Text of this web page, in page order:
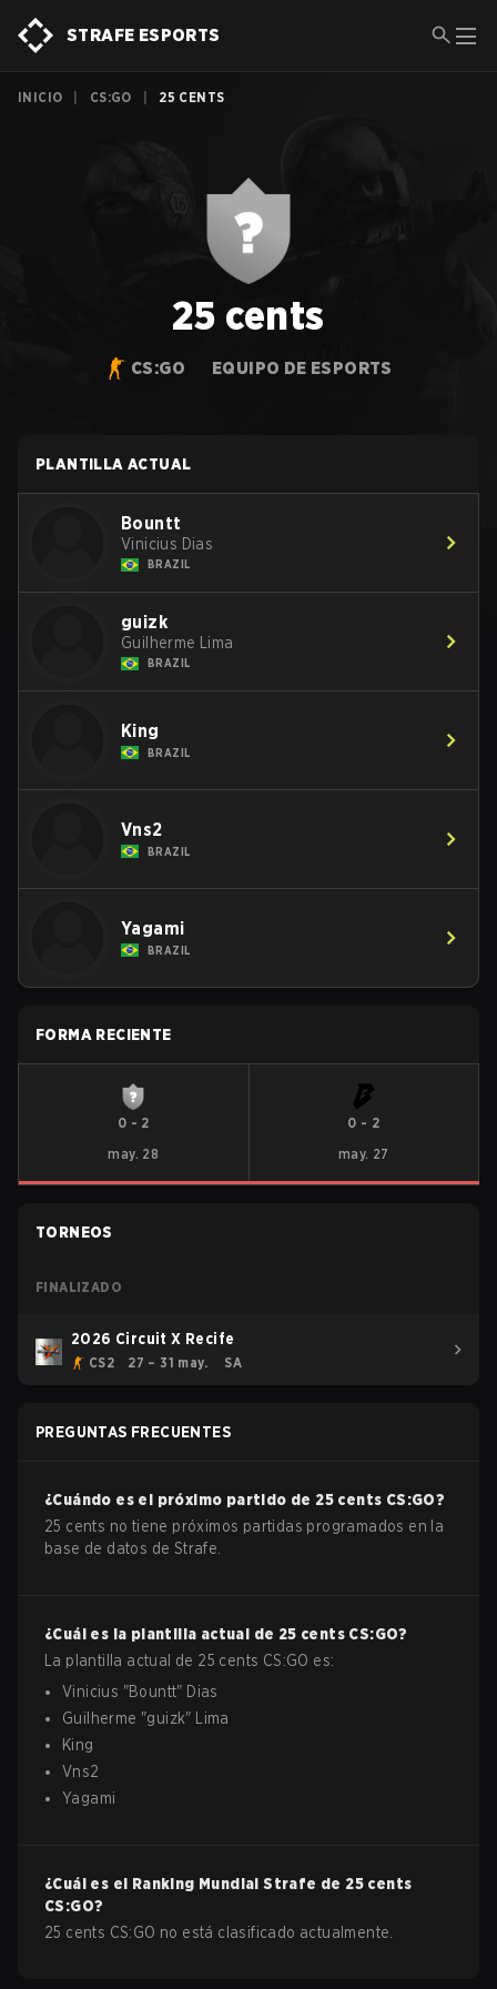
STRAFE ESPORTS
INICIO CS:GO 25 CENTS
25 cents
CS:GO EQUIPO DE ESPORTS
PLANTILLA ACTUAL
Bountt
Vinicius Dias
BRAZIL
guizk
Guilherme Lima
BRAZIL
King
BRAZIL
Vns2
BRAZIL
Yagami
BRAZIL
FORMA RECIENTE
0 - 2
may. 28
0 - 2
may. 27
TORNEOS
FINALIZADO
2026 Circuit X Recife
CS2 27 – 31 may. SA
PREGUNTAS FRECUENTES
¿Cuándo es el próximo partido de 25 cents CS:GO?
25 cents no tiene próximos partidas programados en la
base de datos de Strafe.
¿Cuál es la plantilla actual de 25 cents CS:GO?
La plantilla actual de 25 cents CS:GO es:
Vinicius "Bountt" Dias
Guilherme "guizk"
Lima
King
Vns2
Yagami
¿Cuál es el Ranking Mundial Strafe de 25 cents
CS:GO?
25 cents CS:GO no está clasificado actualmente.